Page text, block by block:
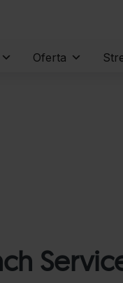
Oferta